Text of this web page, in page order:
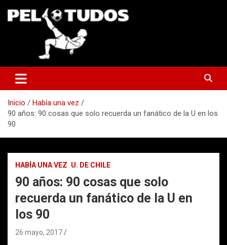
Inicio
Había una vez
90 años: 90 cosas que solo recuerda un fanático de la U en los
90
HABÍA UNA VEZ U. DE CHILE
90 años: 90 cosas que solo
recuerda un fanático de la U en
los 90
26 mayo, 2017